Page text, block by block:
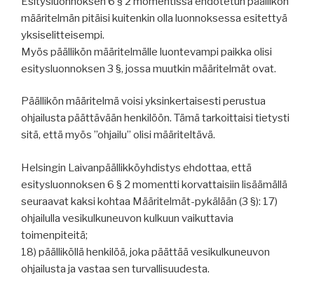
määritelmän pitäisi kuitenkin olla luonnoksessa esitettyä
yksiselitteisempi.
Myös päällikön määritelmälle luontevampi paikka olisi
esitysluonnoksen 3 §, jossa muutkin määritelmät ovat.
Päällikön määritelmä voisi yksinkertaisesti perustua
ohjailusta päättävään henkilöön. Tämä tarkoittaisi tietysti
sitä, että myös ”ohjailu” olisi määriteltävä.
Helsingin Laivanpäällikköyhdistys ehdottaa, että
esitysluonnoksen 6 § 2 momentti korvattaisiin lisäämällä
seuraavat kaksi kohtaa Määritelmät-pykälään (3 §): 17)
ohjailulla vesikulkuneuvon kulkuun vaikuttavia
toimenpiteitä;
18) päälliköllä henkilöä, joka päättää vesikulkuneuvon
ohjailusta ja vastaa sen turvallisuudesta.